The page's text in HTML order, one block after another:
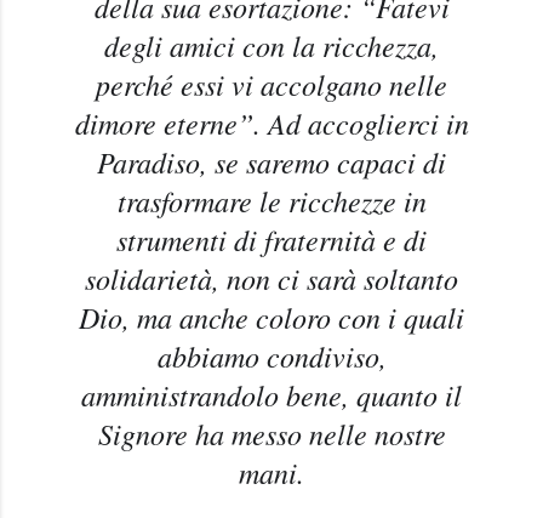
degli amici con la ricchezza,
perché essi vi accolgano nelle
dimore eterne”. Ad accoglierci in
Paradiso, se saremo capaci di
trasformare le ricchezze in
strumenti di fraternità e di
solidarietà, non ci sarà soltanto
Dio, ma anche coloro con i quali
abbiamo condiviso,
amministrandolo bene, quanto il
Signore ha messo nelle nostre
mani.